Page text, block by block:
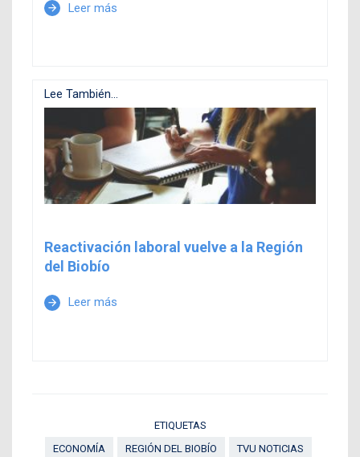
arrow_forward Leer más
Lee También...
Reactivación laboral vuelve a la Región
del Biobío
arrow_forward Leer más
ETIQUETAS
ECONOMÍA
REGIÓN DEL BIOBÍO TVU NOTICIAS